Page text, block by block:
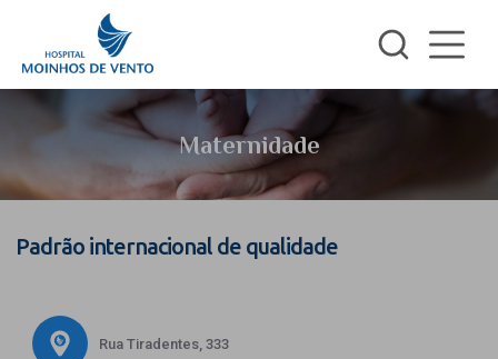
Maternidade
Padrão internacional de qualidade
Rua Tiradentes, 333